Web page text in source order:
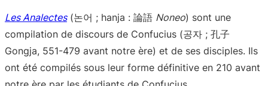
Les Analectes(논어 ; hanja : 論語 Noneo) sont une
compilation de discours de Confucius (공자 ; 孔子
Gongja, 551-479 avant notre ère) et de ses disciples. Ils
ont été compilés sous leur forme définitive en 210 avant